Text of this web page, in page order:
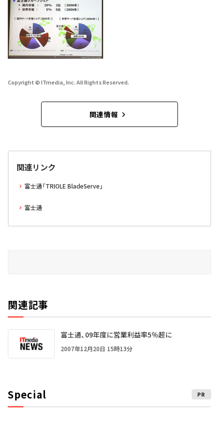
Copyright © ITmedia, Inc. All Rights Reserved.
関連情報
関連リンク
富士通「TRIOLE BladeServe」
富士通
関連記事
富士通、09年度に営業利益率5％超に
2007年12月20日 15時13分
Special PR